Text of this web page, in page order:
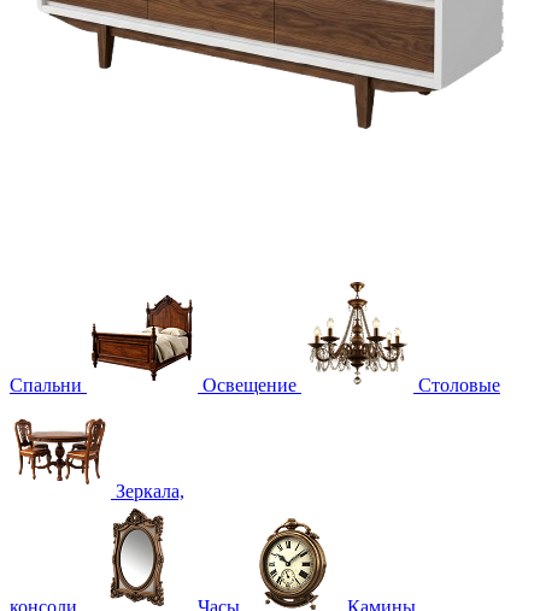
Спальни Освещение Столовые
Зеркала,
консоли Часы Камины,